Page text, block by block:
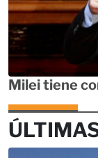
Milei tiene